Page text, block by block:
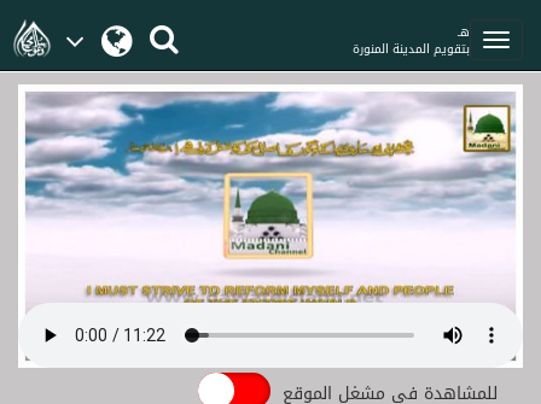
هـ
بتقويم المدينة المنورة
للمشاهدة في مشغل الموقع